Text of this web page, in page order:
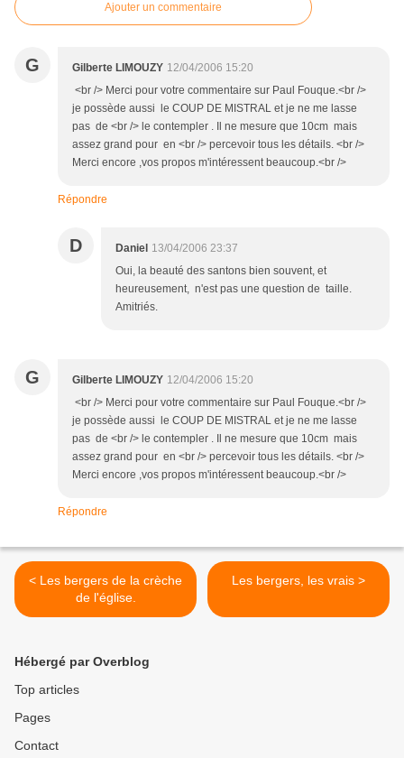
Ajouter un commentaire
G Gilberte LIMOUZY 12/04/2006 15:20
<br /> Merci pour votre commentaire sur Paul Fouque.<br />
je possède aussi le COUP DE MISTRAL et je ne me lasse
pas de <br /> le contempler . Il ne mesure que 10cm mais
assez grand pour en <br /> percevoir tous les détails. <br />
Merci encore ,vos propos m'intéressent beaucoup.<br />
Répondre
D Daniel 13/04/2006 23:37
Oui, la beauté des santons bien souvent, et
heureusement, n'est pas une question de taille.
Amitriés.
G Gilberte LIMOUZY 12/04/2006 15:20
<br /> Merci pour votre commentaire sur Paul Fouque.<br />
je possède aussi le COUP DE MISTRAL et je ne me lasse
pas de <br /> le contempler . Il ne mesure que 10cm mais
assez grand pour en <br /> percevoir tous les détails. <br />
Merci encore ,vos propos m'intéressent beaucoup.<br />
Répondre
< Les bergers de la crèche
de l'église.
Les bergers, les vrais >
Hébergé par Overblog
Top articles
Pages
Contact